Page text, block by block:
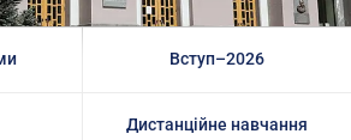
Вступ–2026
Дистанційне навчання